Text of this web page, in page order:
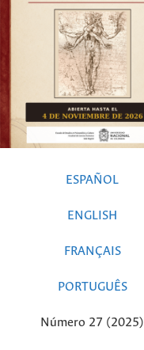
ESPAÑOL
ENGLISH
FRANÇAIS
PORTUGUÊS
Número 27 (2025)